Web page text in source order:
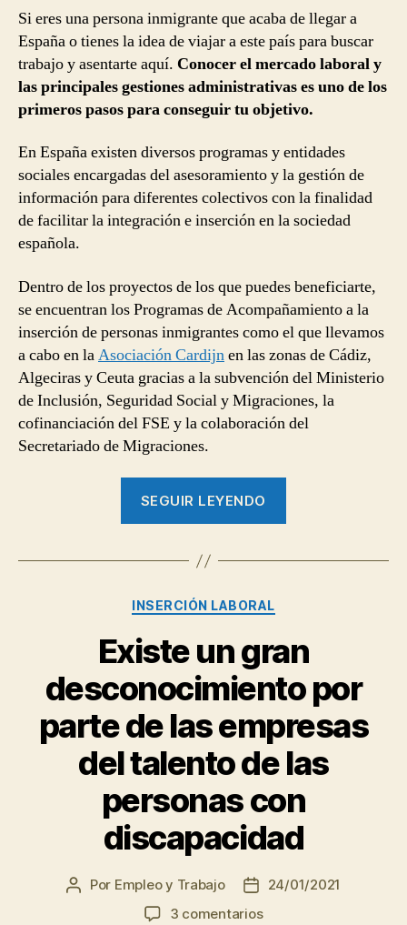
debería
a
un
Programa
de
a
la
inserción
personas
Si eres una persona inmigrante que acaba de llegar a
España o tienes la idea de viajar a este país para buscar
trabajo y asentarte aquí. Conocer el mercado laboral y
las principales gestiones administrativas es uno de los
primeros pasos para conseguir tu objetivo.
En España existen diversos programas y entidades
sociales encargadas del asesoramiento y la gestión de
información para diferentes colectivos con la finalidad
de facilitar la integración e inserción en la sociedad
española.
Dentro de los proyectos de los que puedes beneficiarte,
se encuentran los Programas de Acompañamiento a la
inserción de personas inmigrantes como el que llevamos
a cabo en laAsociación Cardijnen las zonas de Cádiz,
Algeciras y Ceuta gracias a la subvención del Ministerio
de Inclusión, Seguridad Social y Migraciones, la
cofinanciación del FSE y la colaboración del
Secretariado de Migraciones.
SEGUIR LEYENDO
acudir
de
la
inserción
personas
inmigrantes?”
Categorías
INSERCIÓN LABORAL
Existe un gran
desconocimiento por
parte de las empresas
del talento de las
personas con
discapacidad
Autor
Por Empleo y Trabajo
Fecha24/01/2021
3 comentariosen